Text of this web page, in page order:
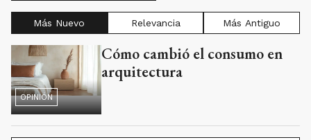
Más Nuevo Relevancia Más Antiguo
OPINIÓN
Cómo cambió el consumo en
arquitectura